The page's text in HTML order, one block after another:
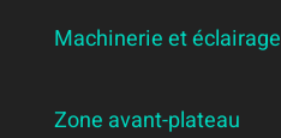
Machinerie et éclairage
Zone avant-plateau